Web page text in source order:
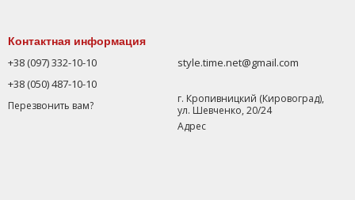
Контактная информация
+38 (097) 332-10-10
+38 (050) 487-10-10
Перезвонить вам?
style.time.net@gmail.com
г. Кропивницкий (Кировоград),
ул. Шевченко, 20/24
Адрес